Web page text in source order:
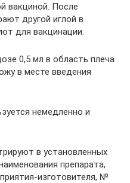
вакциной. После
другой иглой в
для вакцинации.
0,5 мл в область плеча
в месте введения
немедленно и
в установленных
препарата,
изготовителя, №